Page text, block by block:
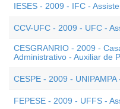
IESES - 2009 - IFC -
CCV-UFC - 2009 - UFC -
CESGRANRIO - 2009 -
Administrativo - Auxiliar de
CESPE - 2009 -
FEPESE - 2009 - UFFS -